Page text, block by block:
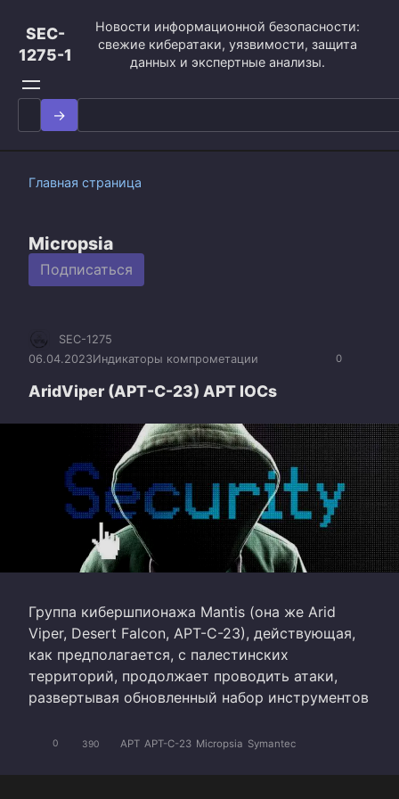
контенту
SEC-
1275-1
Новости информационной безопасности:
свежие кибератаки, уязвимости, защита
данных и экспертные анализы.
Search
for:
Главная страница
Micropsia
Подписаться
0
SEC-1275
06.04.2023Индикаторы компрометации
AridViper (APT-C-23) APT IOCs
Группа кибершпионажа Mantis (она же Arid
Viper, Desert Falcon, APT-C-23), действующая,
как предполагается, с палестинских
территорий, продолжает проводить атаки,
развертывая обновленный набор инструментов
0 390 APT APT-C-23 Micropsia Symantec